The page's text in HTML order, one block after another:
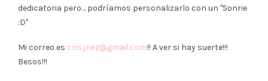
dedicatoria pero… podríamos personalizarlo con un "Sonrie
:D"
Mi correo es cris.jnez@gmail.com!! A ver si hay suerte!!!
Besos!!!